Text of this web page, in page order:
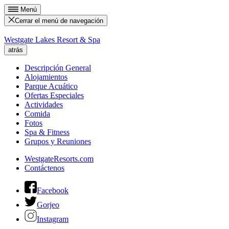
Menú
Cerrar el menú de navegación
Westgate Lakes Resort & Spa
atrás
Descripción General
Alojamientos
Parque Acuático
Ofertas Especiales
Actividades
Comida
Fotos
Spa & Fitness
Grupos y Reuniones
WestgateResorts.com
Contáctenos
Facebook
Gorjeo
Instagram